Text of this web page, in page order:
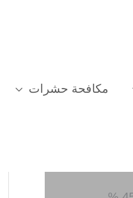
مكافحة حشرات